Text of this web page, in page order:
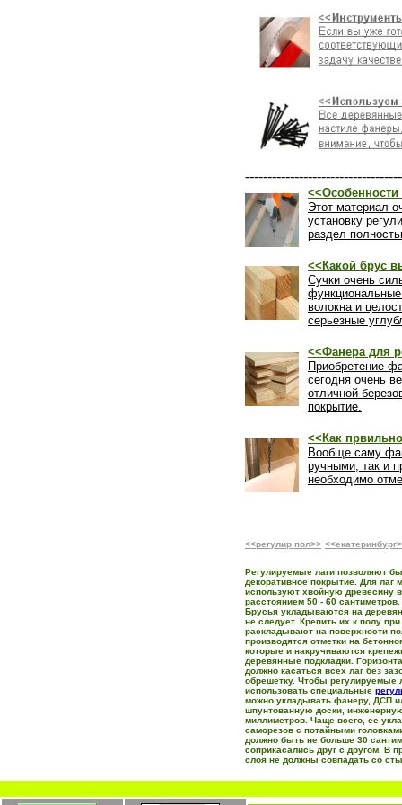
Этот материал
установку
раздел
<<Какой брус
Сучки очень
волокна и
серьезные
<<Фанера для
Приобретение
сегодня очень
отличной
покрытие.
<<Как
Вообще саму
ручными, так и
необходимо
<<регулир пол>>
Регулируемые лаги позволяют
декоративное покрытие. Для
используют хвойную древесину
расстоянием 50 - 60
Брусья укладываются на
не следует. Крепить их к полу
раскладывают на поверхности
производятся отметки на
которые и накручиваются
деревянные подкладки.
должно касаться всех лаг без
обрешетку. Чтобы регулируемые
использовать специальные
можно укладывать фанеру, ДСП
шпунтованную доски,
миллиметров. Чаще всего, ее
саморезов с потайными
должно быть не больше 30
соприкасались друг с другом. В
слоя не должны совпадать со